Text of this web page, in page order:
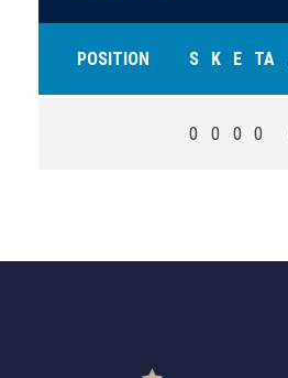
POSITION S K E TA
0 0 0 0